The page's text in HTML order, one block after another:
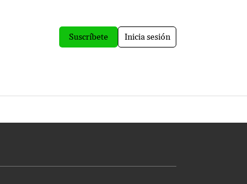
Suscríbete Inicia sesión